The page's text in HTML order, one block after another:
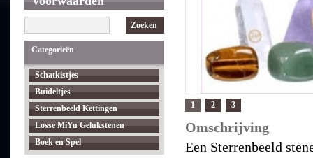
Zoeken
Categorieën
Schatkistjes
Buideltjes
Sterrenbeeld Kettingen
Losse MiYu Gelukstenen
Boek en Spel
1 2 3
Omschrijving
Een Sterrenbeeld